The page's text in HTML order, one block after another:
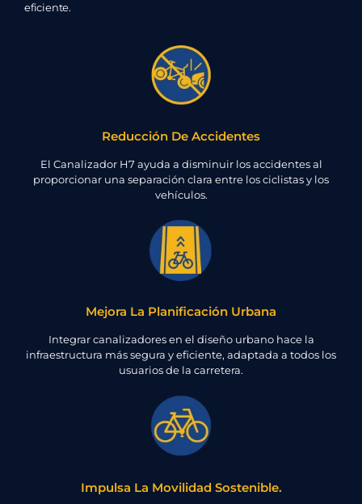
eficiente.
Reducción De Accidentes
El Canalizador H7 ayuda a disminuir los accidentes al
proporcionar una separación clara entre los ciclistas y los
vehículos.
Mejora La Planificación Urbana
Integrar canalizadores en el diseño urbano hace la
infraestructura más segura y eficiente, adaptada a todos los
usuarios de la carretera.
Impulsa La Movilidad Sostenible.